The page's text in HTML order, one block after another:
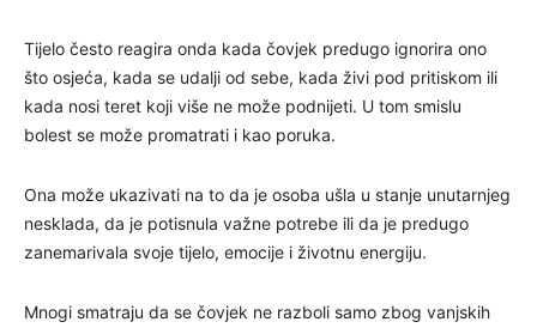
Tijelo često reagira onda kada čovjek predugo ignorira ono
što osjeća, kada se udalji od sebe, kada živi pod pritiskom ili
kada nosi teret koji više ne može podnijeti. U tom smislu
bolest se može promatrati i kao poruka.
Ona može ukazivati na to da je osoba ušla u stanje unutarnjeg
nesklada, da je potisnula važne potrebe ili da je predugo
zanemarivala svoje tijelo, emocije i životnu energiju.
Mnogi smatraju da se čovjek ne razboli samo zbog vanjskih